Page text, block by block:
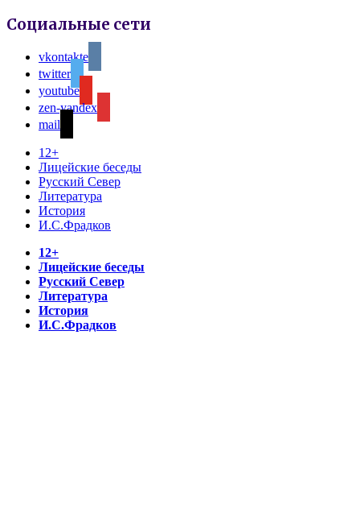
Социальные сети
vkontakte
twitter
youtube
zen-yandex
mail
12+
Лицейские беседы
Русский Север
Литература
История
И.С.Фрадков
12+
Лицейские беседы
Русский Север
Литература
История
И.С.Фрадков